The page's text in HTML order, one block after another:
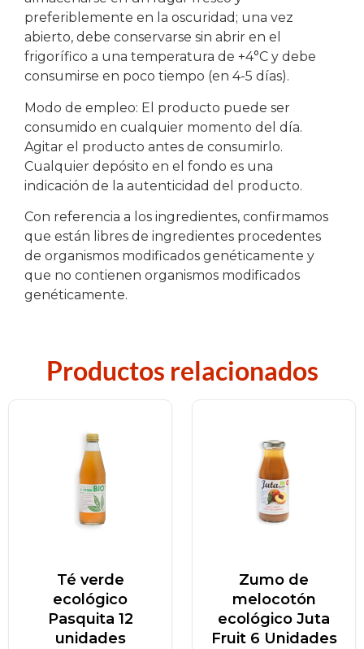
preferiblemente en la oscuridad; una vez
abierto, debe conservarse sin abrir en el
frigorífico a una temperatura de +4°C y debe
consumirse en poco tiempo (en 4-5 días).
Modo de empleo: El producto puede ser
consumido en cualquier momento del día.
Agitar el producto antes de consumirlo.
Cualquier depósito en el fondo es una
indicación de la autenticidad del producto.
Con referencia a los ingredientes, confirmamos
que están libres de ingredientes procedentes
de organismos modificados genéticamente y
que no contienen organismos modificados
genéticamente.
Productos relacionados
Té verde
ecológico
Pasquita 12
unidades
Zumo de
melocotón
ecológico Juta
Fruit 6 Unidades